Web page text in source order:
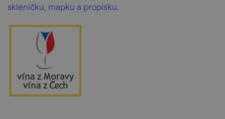
skleničku, mapku a propisku.